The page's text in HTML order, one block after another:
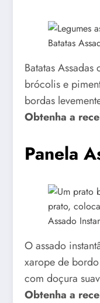
Batatas
Batatas
brócolis e
bordas
Obtenha a
Panela
Assado
O assado
xarope de
com doçura
Obtenha a